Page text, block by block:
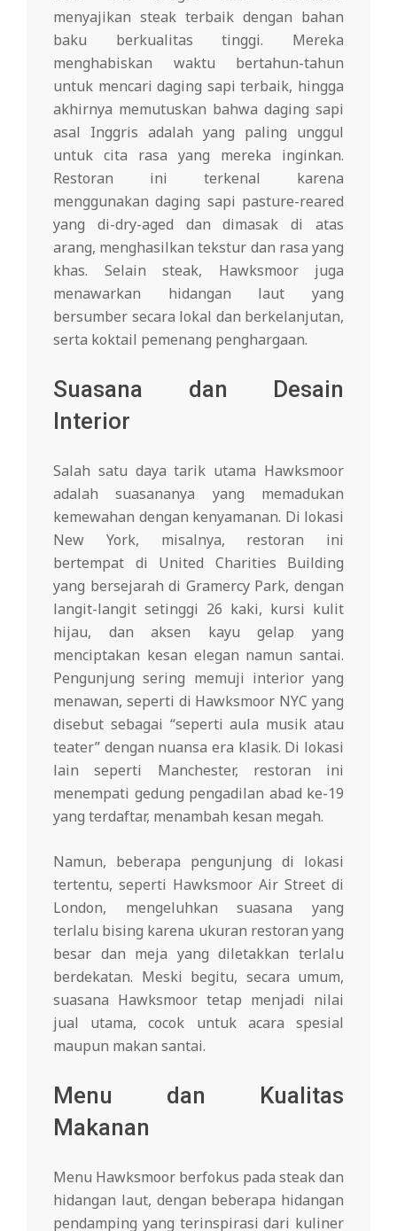
menyajikan steak terbaik dengan bahan
baku berkualitas tinggi. Mereka
menghabiskan waktu bertahun-tahun
untuk mencari daging sapi terbaik, hingga
akhirnya memutuskan bahwa daging sapi
asal Inggris adalah yang paling unggul
untuk cita rasa yang mereka inginkan.
Restoran ini terkenal karena
menggunakan daging sapi pasture-reared
yang di-dry-aged dan dimasak di atas
arang, menghasilkan tekstur dan rasa yang
khas. Selain steak, Hawksmoor juga
menawarkan hidangan laut yang
bersumber secara lokal dan berkelanjutan,
serta koktail pemenang penghargaan.
Suasana dan Desain
Interior
Salah satu daya tarik utama Hawksmoor
adalah suasananya yang memadukan
kemewahan dengan kenyamanan. Di lokasi
New York, misalnya, restoran ini
bertempat di United Charities Building
yang bersejarah di Gramercy Park, dengan
langit-langit setinggi 26 kaki, kursi kulit
hijau, dan aksen kayu gelap yang
menciptakan kesan elegan namun santai.
Pengunjung sering memuji interior yang
menawan, seperti di Hawksmoor NYC yang
disebut sebagai “seperti aula musik atau
teater” dengan nuansa era klasik. Di lokasi
lain seperti Manchester, restoran ini
menempati gedung pengadilan abad ke-19
yang terdaftar, menambah kesan megah.
Namun, beberapa pengunjung di lokasi
tertentu, seperti Hawksmoor Air Street di
London, mengeluhkan suasana yang
terlalu bising karena ukuran restoran yang
besar dan meja yang diletakkan terlalu
berdekatan. Meski begitu, secara umum,
suasana Hawksmoor tetap menjadi nilai
jual utama, cocok untuk acara spesial
maupun makan santai.
Menu dan Kualitas
Makanan
Menu Hawksmoor berfokus pada steak dan
hidangan laut, dengan beberapa hidangan
pendamping yang terinspirasi dari kuliner